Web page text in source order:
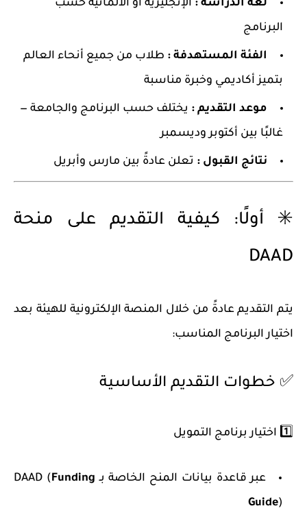
لغة الدراسة : الإنجليزية أو الألمانية حسب
البرنامج
الفئة المستهدفة : طلاب من جميع أنحاء العالم
بتميز أكاديمي وخبرة مناسبة
موعد التقديم : يختلف حسب البرنامج والجامعة —
غالبًا بين أكتوبر وديسمبر
نتائج القبول : تعلن عادةً بين مارس وأبريل
✳️ أولًا: كيفية التقديم على منحة
DAAD
يتم التقديم عادةً من خلال المنصة الإلكترونية للهيئة بعد
اختيار البرنامج المناسب:
✅ خطوات التقديم الأساسية
1️⃣ اختيار برنامج التمويل
عبر قاعدة بيانات المنح الخاصة بـ DAAD (Funding
Guide)